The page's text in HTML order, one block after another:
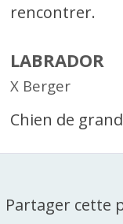
rencontrer.
LABRADOR
X Berger
Chien de
Partager cette